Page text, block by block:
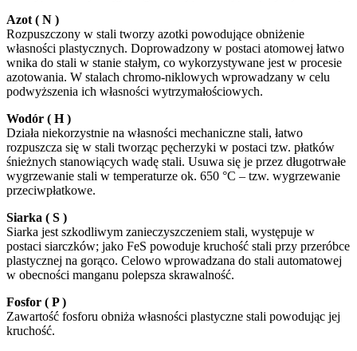
Azot ( N )
Rozpuszczony w stali tworzy azotki powodujące obniżenie
własności plastycznych. Doprowadzony w postaci atomowej łatwo
wnika do stali w stanie stałym, co wykorzystywane jest w procesie
azotowania. W stalach chromo-niklowych wprowadzany w celu
podwyższenia ich własności wytrzymałościowych.
Wodór ( H )
Działa niekorzystnie na własności mechaniczne stali, łatwo
rozpuszcza się w stali tworząc pęcherzyki w postaci tzw. płatków
śnieżnych stanowiących wadę stali. Usuwa się je przez długotrwałe
wygrzewanie stali w temperaturze ok. 650 °C – tzw. wygrzewanie
przeciwpłatkowe.
Siarka ( S )
Siarka jest szkodliwym zanieczyszczeniem stali, występuje w
postaci siarczków; jako FeS powoduje kruchość stali przy przeróbce
plastycznej na gorąco. Celowo wprowadzana do stali automatowej
w obecności manganu polepsza skrawalność.
Fosfor ( P )
Zawartość fosforu obniża własności plastyczne stali powodując jej
kruchość.